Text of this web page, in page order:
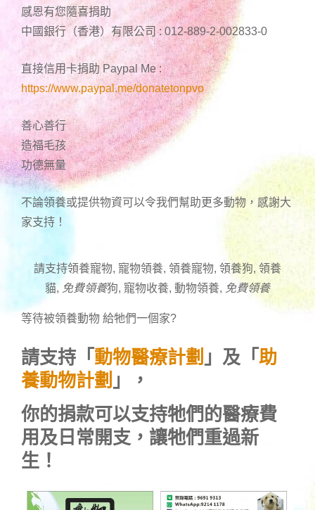
感恩有您隨喜捐助
中國銀行（香港）有限公司 : 012-889-2-002833-0
直接信用卡捐助 Paypal Me :
https://www.paypal.me/donatetonpvo
善心善行
造福毛孩
功德無量
不論領養或提供物資可以令我們幫助更多動物，感謝大
家支持！
請支持領養寵物, 寵物領養, 領養寵物, 領養狗, 領養
貓, 免費領養狗, 寵物收養, 動物領養, 免費領養
等待被領養動物 給牠們一個家?
請支持「 動物醫療計劃 」及「 助
養動物計劃 」，
你的捐款可以支持牠們的醫療費
用及日常開支，讓牠們重過新
生！